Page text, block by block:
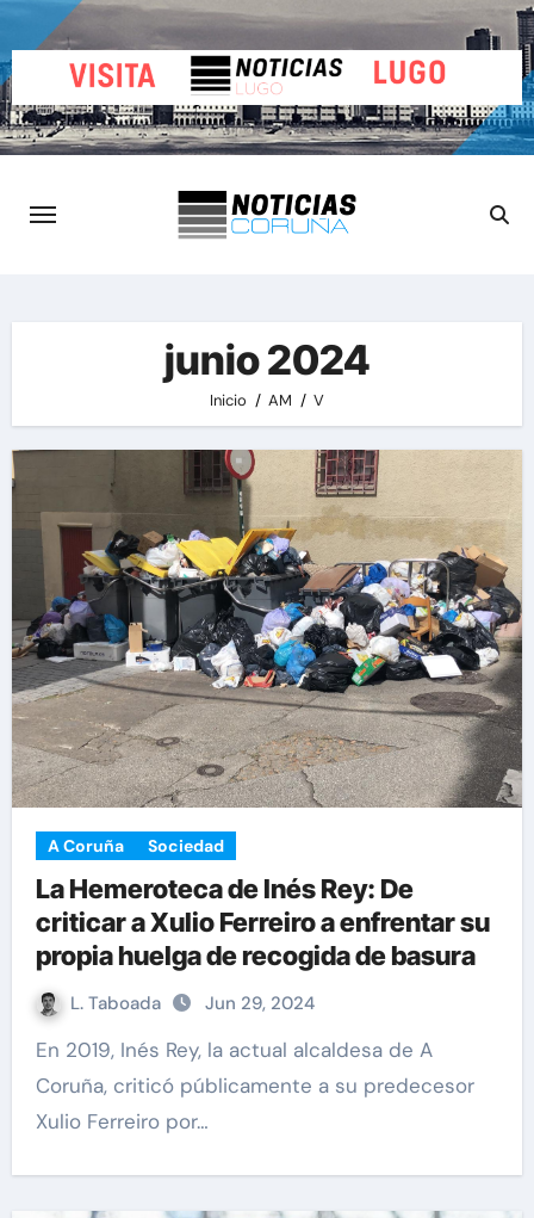
al
contenido
junio 2024
Inicio AM V
A Coruña Sociedad
La Hemeroteca de Inés Rey: De
criticar a Xulio Ferreiro a enfrentar su
propia huelga de recogida de basura
L. Taboada Jun 29, 2024
En 2019, Inés Rey, la actual alcaldesa de A
Coruña, criticó públicamente a su predecesor
Xulio Ferreiro por…